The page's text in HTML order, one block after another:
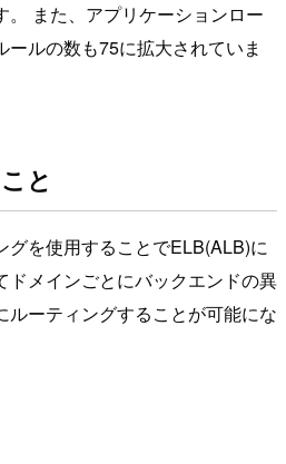
また、アプリケーションロー
ールの数も75に拡大されていま
と
グを使用することでELB(ALB)に
ドメインごとにバックエンドの異
ルーティングすることが可能にな